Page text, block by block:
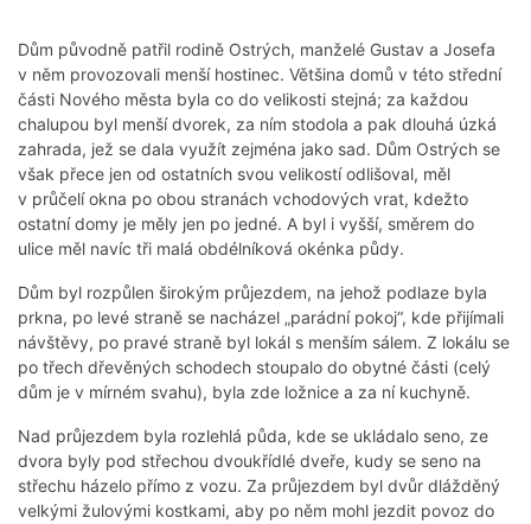
Dům původně patřil rodině Ostrých, manželé Gustav a Josefa
v něm provozovali menší hostinec. Většina domů v této střední
části Nového města byla co do velikosti stejná; za každou
chalupou byl menší dvorek, za ním stodola a pak dlouhá úzká
zahrada, jež se dala využít zejména jako sad. Dům Ostrých se
však přece jen od ostatních svou velikostí odlišoval, měl
v průčelí okna po obou stranách vchodových vrat, kdežto
ostatní domy je měly jen po jedné. A byl i vyšší, směrem do
ulice měl navíc tři malá obdélníková okénka půdy.
Dům byl rozpůlen širokým průjezdem, na jehož podlaze byla
prkna, po levé straně se nacházel „parádní pokoj“, kde přijímali
návštěvy, po pravé straně byl lokál s menším sálem. Z lokálu se
po třech dřevěných schodech stoupalo do obytné části (celý
dům je v mírném svahu), byla zde ložnice a za ní kuchyně.
Nad průjezdem byla rozlehlá půda, kde se ukládalo seno, ze
dvora byly pod střechou dvoukřídlé dveře, kudy se seno na
střechu házelo přímo z vozu. Za průjezdem byl dvůr dlážděný
velkými žulovými kostkami, aby po něm mohl jezdit povoz do